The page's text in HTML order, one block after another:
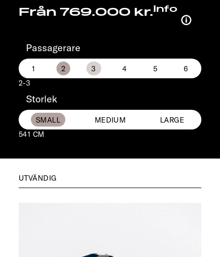
Från 769.000 kr.Info
Passagerare
2-3
Storlek
541 CM
UTVÄNDIG